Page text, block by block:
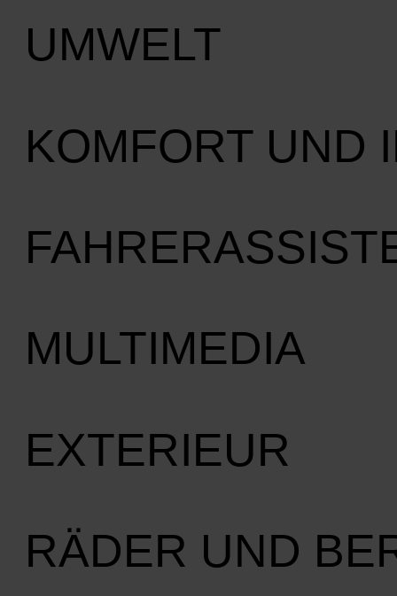
UMWELT
KOMFORT UND
MULTIMEDIA
EXTERIEUR
RÄDER UND